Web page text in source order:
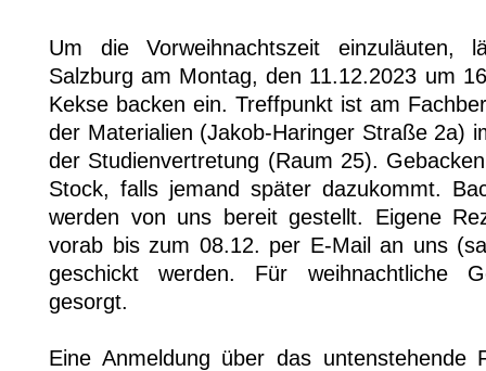
Um die Vorweihnachtszeit einzuläuten,
Salzburg am Montag, den 11.12.2023 um
Kekse backen ein. Treffpunkt ist am
der Materialien (Jakob-Haringer Straße 2a)
der Studienvertretung (Raum 25).
Stock, falls jemand später dazukommt.
werden von uns bereit gestellt. Eigene
vorab bis zum 08.12. per E-Mail an uns
geschickt werden. Für weihnachtliche
gesorgt.
Eine Anmeldung über das untenstehende